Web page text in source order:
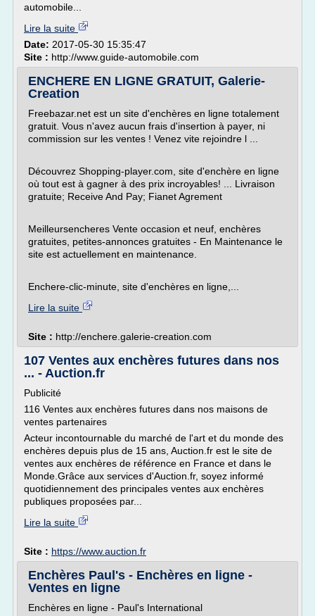
automobile...
Lire la suite
Date: 2017-05-30 15:35:47
Site : http://www.guide-automobile.com
ENCHERE EN LIGNE GRATUIT, Galerie-
Creation
Freebazar.net est un site d'enchères en ligne totalement
gratuit. Vous n'avez aucun frais d'insertion à payer, ni
commission sur les ventes ! Venez vite rejoindre l ...
Découvrez Shopping-player.com, site d'enchère en ligne
où tout est à gagner à des prix incroyables! ... Livraison
gratuite; Receive And Pay; Fianet Agrement
Meilleursencheres Vente occasion et neuf, enchères
gratuites, petites-annonces gratuites - En Maintenance le
site est actuellement en maintenance.
Enchere-clic-minute, site d'enchères en ligne,...
Lire la suite
Site : http://enchere.galerie-creation.com
107 Ventes aux enchères futures dans nos
... - Auction.fr
Publicité
116 Ventes aux enchères futures dans nos maisons de
ventes partenaires
Acteur incontournable du marché de l'art et du monde des
enchères depuis plus de 15 ans, Auction.fr est le site de
ventes aux enchères de référence en France et dans le
Monde.Grâce aux services d'Auction.fr, soyez informé
quotidiennement des principales ventes aux enchères
publiques proposées par...
Lire la suite
Site : https://www.auction.fr
Enchères Paul's - Enchères en ligne -
Ventes en ligne
Enchères en ligne - Paul's International